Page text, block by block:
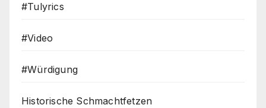
#Tulyrics
#Video
#Würdigung
Historische Schmachtfetzen